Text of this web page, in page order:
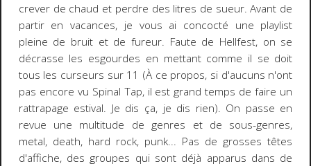
crever de chaud et perdre des litres de sueur. Avant de
partir en vacances, je vous ai concocté une playlist
pleine de bruit et de fureur. Faute de Hellfest, on se
décrasse les esgourdes en mettant comme il se doit
tous les curseurs sur 11 (À ce propos, si d'aucuns n'ont
pas encore vu Spinal Tap, il est grand temps de faire un
rattrapage estival. Je dis ça, je dis rien). On passe en
revue une multitude de genres et de sous-genres,
metal, death, hard rock, punk... Pas de grosses têtes
d'affiche, des groupes qui sont déjà apparus dans de